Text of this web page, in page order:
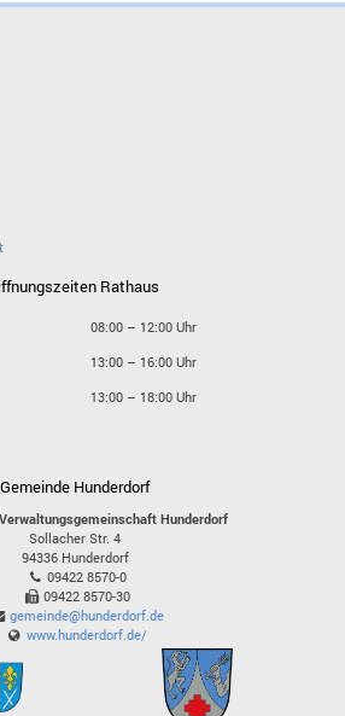
Rathaus
08:00 – 12:00 Uhr
13:00 – 16:00 Uhr
13:00 – 18:00 Uhr
Gemeinde Hunderdorf
Hunderdorf
Sollacher Str. 4
94336 Hunderdorf
09422 8570-0
09422 8570-30
gemeinde@hunderdorf.de
www.hunderdorf.de/